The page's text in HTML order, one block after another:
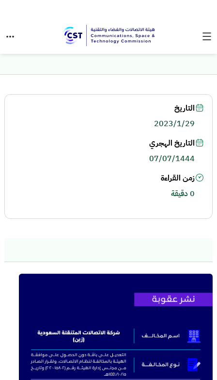
التاريخ
2023/1/29
التاريخ الهجري
07/07/1444
زمن القراءة
0 دقيقة